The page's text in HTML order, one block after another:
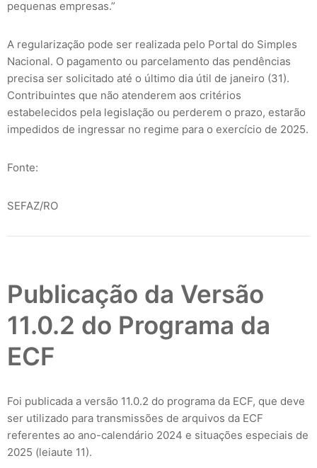
pequenas empresas.”
A regularização pode ser realizada pelo Portal do Simples
Nacional. O pagamento ou parcelamento das pendências
precisa ser solicitado até o último dia útil de janeiro (31).
Contribuintes que não atenderem aos critérios
estabelecidos pela legislação ou perderem o prazo, estarão
impedidos de ingressar no regime para o exercício de 2025.
Fonte:
SEFAZ/RO
Publicação da Versão
11.0.2 do Programa da
ECF
Foi publicada a versão 11.0.2 do programa da ECF, que deve
ser utilizado para transmissões de arquivos da ECF
referentes ao ano-calendário 2024 e situações especiais de
2025 (leiaute 11).